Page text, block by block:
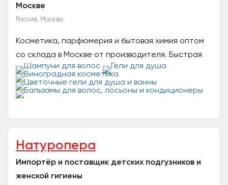
Москве
Россия, Москва
Косметика, парфюмерия и бытовая химия оптом
со склада в Москве от производителя. Быстрая
отгрузка по минимальным дешёвым оптовым
ценам: Шампуни...
Натуропера
Импортёр и поставщик детских подгузников и
женской гигиены